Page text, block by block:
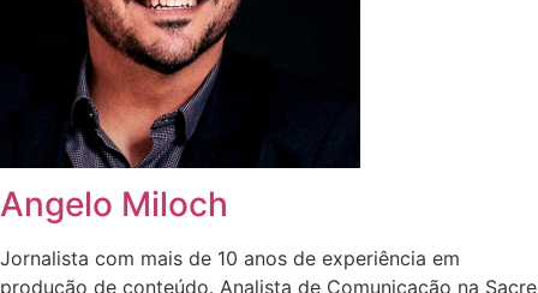
Angelo Miloch
Jornalista com mais de 10 anos de experiência em
produção de conteúdo. Analista de Comunicação na Sacre